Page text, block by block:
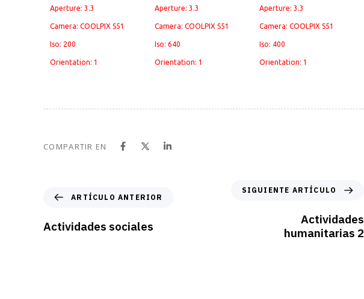
Aperture: 3.3
Camera: COOLPIX S51
Iso: 200
Orientation: 1
Aperture: 3.3
Camera: COOLPIX S51
Iso: 640
Orientation: 1
Aperture: 3.3
Camera: COOLPIX S51
Iso: 400
Orientation: 1
COMPARTIR EN
t
í
ARTÍCULO ANTERIOR
Actividades sociales
SIGUIENTE ARTÍCULO
Actividades
humanitarias 2